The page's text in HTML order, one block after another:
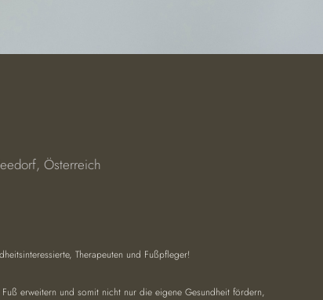
Österreich
Therapeuten und Fußpfleger!
erweitern und somit nicht nur die eigene Gesundheit fördern,